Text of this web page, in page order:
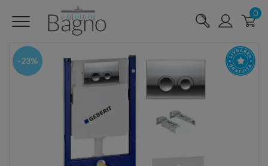
0
-23%